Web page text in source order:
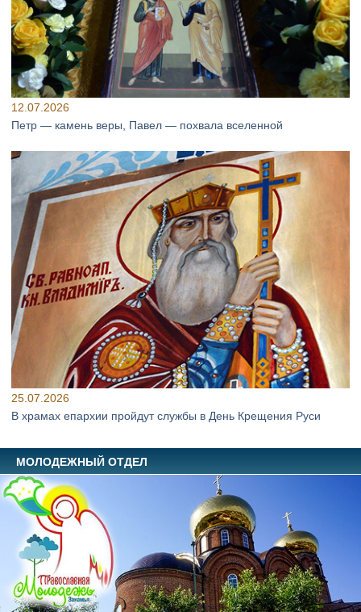
12.07.2026
Петр — камень веры, Павел — похвала вселенной
25.07.2026
В храмах епархии пройдут службы в День Крещения Руси
МОЛОДЕЖНЫЙ ОТДЕЛ